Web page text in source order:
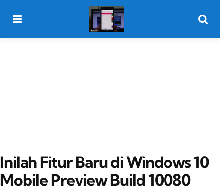
Inilah Fitur Baru di Windows 10
Mobile Preview Build 10080